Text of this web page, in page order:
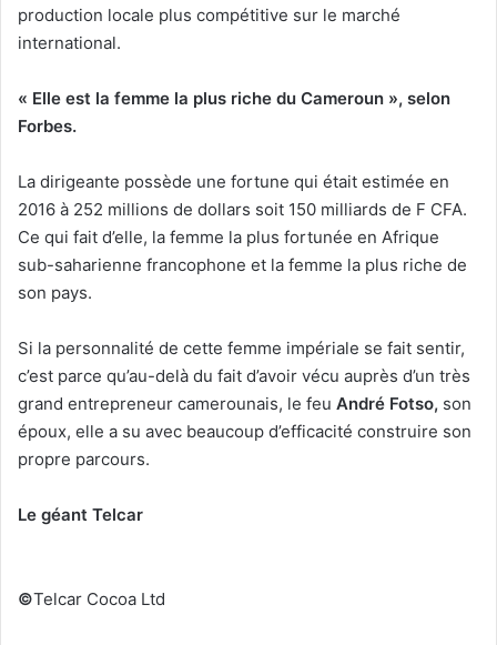
production locale plus compétitive sur le marché
international.
« Elle est la femme la plus riche du Cameroun », selon
Forbes.
La dirigeante possède une fortune qui était estimée en
2016 à 252 millions de dollars soit 150 milliards de F CFA.
Ce qui fait d’elle, la femme la plus fortunée en Afrique
sub-saharienne francophone et la femme la plus riche de
son pays.
Si la personnalité de cette femme impériale se fait sentir,
c’est parce qu’au-delà du fait d’avoir vécu auprès d’un très
grand entrepreneur camerounais, le feu André Fotso, son
époux, elle a su avec beaucoup d’efficacité construire son
propre parcours.
Le géant Telcar
©Telcar Cocoa Ltd